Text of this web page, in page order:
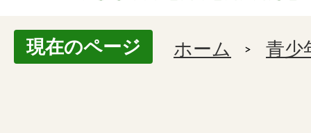
現在のページ ホーム 青少